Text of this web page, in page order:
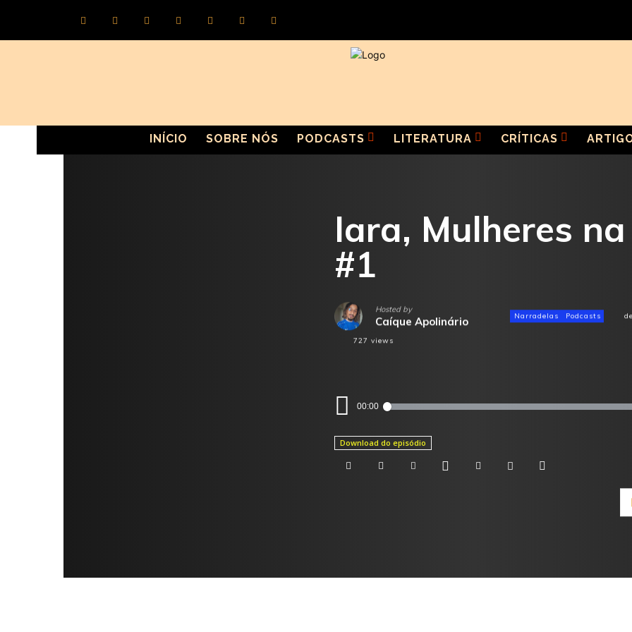
INÍCIO SOBRE NÓS PODCASTS LITERATURA CRÍTICAS
Iara, Mulheres
#1
Hosted by
Caíque Apolinário Narradelas Podcasts
727 views
Tocador
de
00:00
Download do episódio